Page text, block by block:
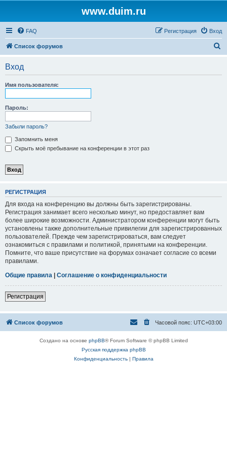
www.duim.ru
FAQ Вход
Регистрация
Список форумов
Вход
Имя пользователя:
Пароль:
Забыли пароль?
Запомнить меня
Скрыть моё пребывание на конференции в этот раз
РЕГИСТРАЦИЯ
Для входа на конференцию вы должны быть зарегистрированы.
Регистрация занимает всего несколько минут, но предоставляет вам
более широкие возможности. Администратором конференции могут быть
установлены также дополнительные привилегии для зарегистрированных
пользователей. Прежде чем зарегистрироваться, вам следует
ознакомиться с правилами и политикой, принятыми на конференции.
Помните, что ваше присутствие на форумах означает согласие со всеми
правилами.
Общие правила | Соглашение о конфиденциальности
Регистрация
Список форумов Часовой пояс: UTC+03:00
Создано на основе phpBB® Forum Software © phpBB Limited
Русская поддержка phpBB
Конфиденциальность| Правила